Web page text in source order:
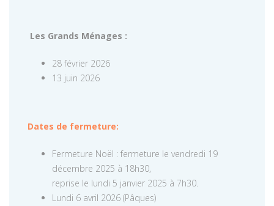
Les Grands Ménages :
28 février 2026
13 juin 2026
Dates de fermeture:
Fermeture Noël : fermeture le vendredi 19
décembre 2025 à 18h30,
reprise le lundi 5 janvier 2025 à 7h30.
Lundi 6 avril 2026 (Pâques)